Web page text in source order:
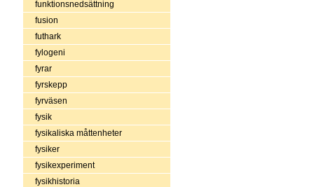
funktionsnedsättning
fusion
futhark
fylogeni
fyrar
fyrskepp
fyrväsen
fysik
fysikaliska måttenheter
fysiker
fysikexperiment
fysikhistoria